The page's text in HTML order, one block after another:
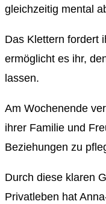
gleichzeitig mental
Das Klettern fordert
ermöglicht es ihr,
lassen.
Am Wochenende
ihrer Familie und
Beziehungen zu
Durch diese klaren
Privatleben hat